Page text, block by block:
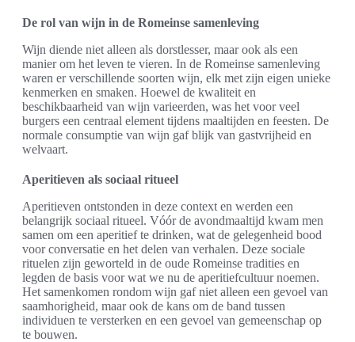
De rol van wijn in de Romeinse samenleving
Wijn diende niet alleen als dorstlesser, maar ook als een
manier om het leven te vieren. In de Romeinse samenleving
waren er verschillende soorten wijn, elk met zijn eigen unieke
kenmerken en smaken. Hoewel de kwaliteit en
beschikbaarheid van wijn varieerden, was het voor veel
burgers een centraal element tijdens maaltijden en feesten. De
normale consumptie van wijn gaf blijk van gastvrijheid en
welvaart.
Aperitieven als sociaal ritueel
Aperitieven ontstonden in deze context en werden een
belangrijk sociaal ritueel. Vóór de avondmaaltijd kwam men
samen om een aperitief te drinken, wat de gelegenheid bood
voor conversatie en het delen van verhalen. Deze sociale
rituelen zijn geworteld in de oude Romeinse tradities en
legden de basis voor wat we nu de aperitiefcultuur noemen.
Het samenkomen rondom wijn gaf niet alleen een gevoel van
saamhorigheid, maar ook de kans om de band tussen
individuen te versterken en een gevoel van gemeenschap op
te bouwen.